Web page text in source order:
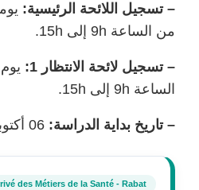
– تسجيل اللائحة الرئيسية:
من الساعة 9h إلى 15h.
– تسجيل لائحة الانتظار 1:
الساعة 9h إلى 15h.
– تاريخ بداية الدراسة:
des Métiers de la Santé - Rabat